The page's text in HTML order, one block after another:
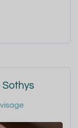
Sothys